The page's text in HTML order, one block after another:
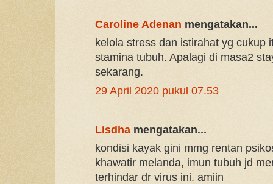
Caroline Adenan mengatakan...
kelola stress dan istirahat yg cukup
stamina tubuh. Apalagi di masa2
sekarang.
29 April 2020 pukul 07.53
Lisdhamengatakan...
kondisi kayak gini mmg rentan
khawatir melanda, imun tubuh jd
terhindar dr virus ini. amiin